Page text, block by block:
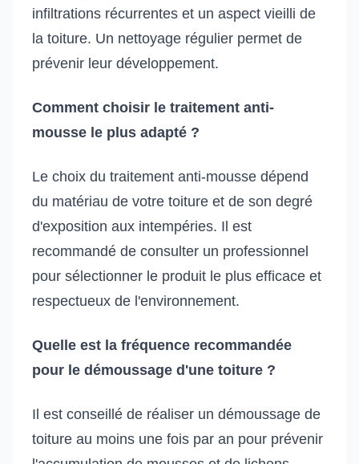
infiltrations récurrentes et un aspect vieilli de
la toiture. Un nettoyage régulier permet de
prévenir leur développement.
Comment choisir le traitement anti-
mousse le plus adapté ?
Le choix du traitement anti-mousse dépend
du matériau de votre toiture et de son degré
d'exposition aux intempéries. Il est
recommandé de consulter un professionnel
pour sélectionner le produit le plus efficace et
respectueux de l'environnement.
Quelle est la fréquence recommandée
pour le démoussage d'une toiture ?
Il est conseillé de réaliser un démoussage de
toiture au moins une fois par an pour prévenir